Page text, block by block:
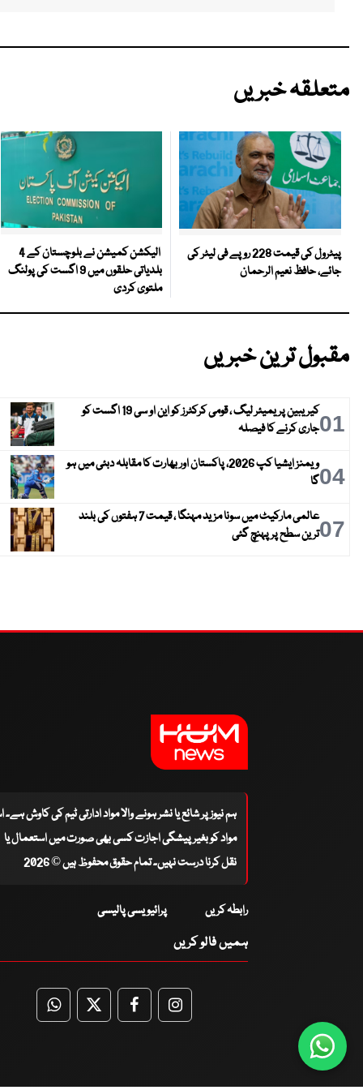
متعلقہ خبریں
پیٹرول کی قیمت 228 روپے فی لیٹر کی
جائے، حافظ نعیم الرحمان
الیکشن کمیشن نے بلوچستان کے 4
بلدیاتی حلقوں میں 9 اگست کی پولنگ
ملتوی کردی
مقبول ترین خبریں
01
کیریبین پریمیئر لیگ ، قومی کرکٹرز کو این او سی 19 اگست کو
جاری کرنے کا فیصلہ
04
ویمنز ایشیا کپ 2026، پاکستان اور بھارت کا مقابلہ دبئی میں ہو
گا
07
عالمی مارکیٹ میں سونا مزید مہنگا ، قیمت 7 ہفتوں کی بلند
ترین سطح پر پہنچ گئی
ہم نیوز پر شائع یا نشر ہونے والا مواد ادارتی ٹیم کی کاوش
مواد کو بغیر پیشگی اجازت کسی بھی صورت میں استعمال یا
نقل کرنا درست نہیں۔ تمام حقوق محفوظ ہیں © 2026
رابطہ کریں پرائیویسی پالیسی
ہمیں فالو کریں
WhatsApp
TwitterFacebookFacebook